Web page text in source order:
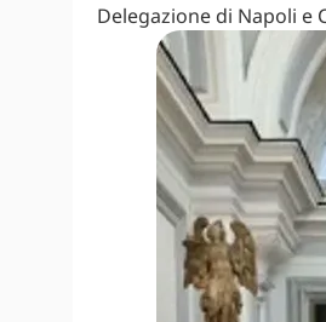
Delegazione di Napoli e